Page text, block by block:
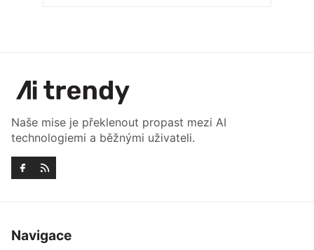
Naše mise je překlenout propast mezi AI
technologiemi a běžnými uživateli.
Navigace